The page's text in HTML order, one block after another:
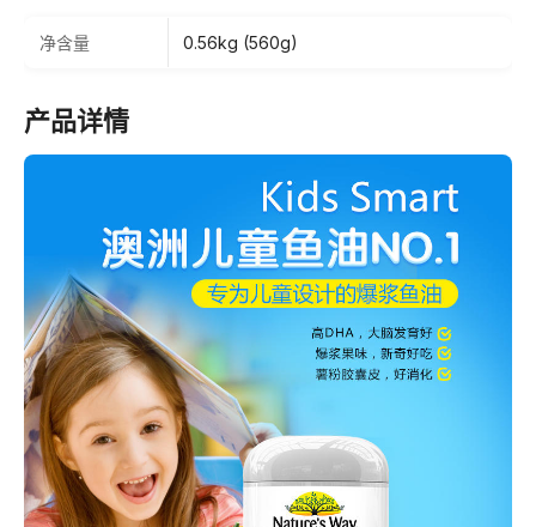
净含量 0.56kg (560g)
产品详情